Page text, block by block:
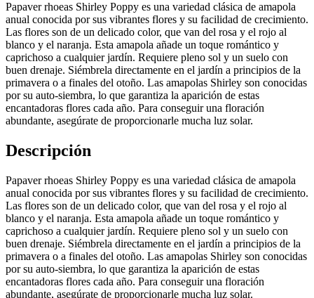
Papaver rhoeas Shirley Poppy es una variedad clásica de amapola
anual conocida por sus vibrantes flores y su facilidad de crecimiento.
Las flores son de un delicado color, que van del rosa y el rojo al
blanco y el naranja. Esta amapola añade un toque romántico y
caprichoso a cualquier jardín. Requiere pleno sol y un suelo con
buen drenaje. Siémbrela directamente en el jardín a principios de la
primavera o a finales del otoño. Las amapolas Shirley son conocidas
por su auto-siembra, lo que garantiza la aparición de estas
encantadoras flores cada año. Para conseguir una floración
abundante, asegúrate de proporcionarle mucha luz solar.
Descripción
Papaver rhoeas Shirley Poppy es una variedad clásica de amapola
anual conocida por sus vibrantes flores y su facilidad de crecimiento.
Las flores son de un delicado color, que van del rosa y el rojo al
blanco y el naranja. Esta amapola añade un toque romántico y
caprichoso a cualquier jardín. Requiere pleno sol y un suelo con
buen drenaje. Siémbrela directamente en el jardín a principios de la
primavera o a finales del otoño. Las amapolas Shirley son conocidas
por su auto-siembra, lo que garantiza la aparición de estas
encantadoras flores cada año. Para conseguir una floración
abundante, asegúrate de proporcionarle mucha luz solar.